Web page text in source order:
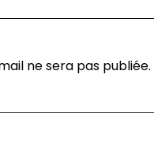
ne sera pas publiée.